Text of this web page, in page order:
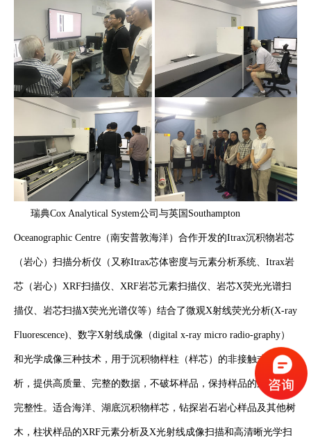
瑞典Cox Analytical System公司与英国Southampton
Oceanographic Centre（南安普敦海洋）合作开发的Itrax沉积物岩芯
（岩心）扫描分析仪（又称Itrax芯体密度与元素分析系统、Itrax岩
芯（岩心）XRF扫描仪、XRF岩芯元素扫描仪、岩芯X荧光光谱扫
描仪、岩芯扫描X荧光光谱仪等）结合了微观X射线荧光分析(X-ray
Fluorescence)、数字X射线成像（digital x-ray micro radio-graphy）
和光学成像三种技术，用于沉积物样柱（样芯）的非接触式扫描分
析，提供高质量、完整的数据，不破坏样品，保持样品的原始性和
完整性。适合海洋、湖底沉积物样芯，钻探岩石岩心样品及其他树
木，柱状样品的XRF元素分析及X光射线成像扫描和高清晰光学扫